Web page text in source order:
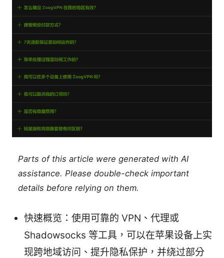
Parts of this article were generated with AI
assistance. Please double-check important
details before relying on them.
快速概览：使用可靠的 VPN、代理或
Shadowsocks 等工具，可以在苹果设备上实
现跨地域访问、提升隐私保护，并绕过部分